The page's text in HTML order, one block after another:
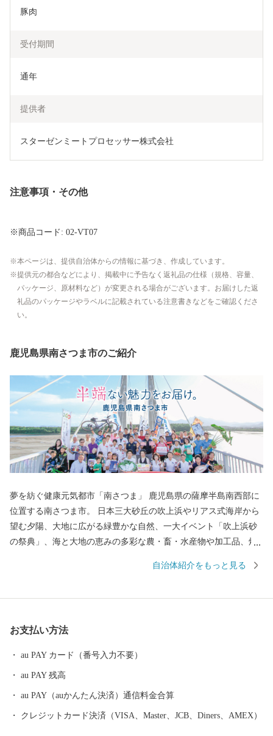
豚肉
受付期間
通年
提供者
スターゼンミートプロセッサー株式会社
注意事項・その他
※商品コード: 02-VT07
本ページは、提供自治体からの情報に基づき、作成しています。
提供元の都合などにより、掲載中に予告なく返礼品の仕様（規格、容量、
パッケージ、原材料など）が変更される場合がございます。お届けした返
礼品のパッケージやラベルに記載されている注意書きなどをご確認くださ
い。
鹿児島県南さつま市のご紹介
夢を紡ぐ健康元気都市「南さつま」 鹿児島県の薩摩半島南西部に
位置する南さつま市。 日本三大砂丘の吹上浜やリアス式海岸から
望む夕陽、大地に広がる緑豊かな自然、一大イベント「吹上浜砂
の祭典」、海と大地の恵みの多彩な農・畜・水産物や加工品、焼
税を通して、南さつま市の魅力あふれる特産品をお返しさせてい
自治体紹介をもっと見る
お支払い方法
au PAY カード（番号入力不要）
au PAY 残高
au PAY（auかんたん決済）通信料金合算
クレジットカード決済（VISA、Master、JCB、Diners、AMEX）